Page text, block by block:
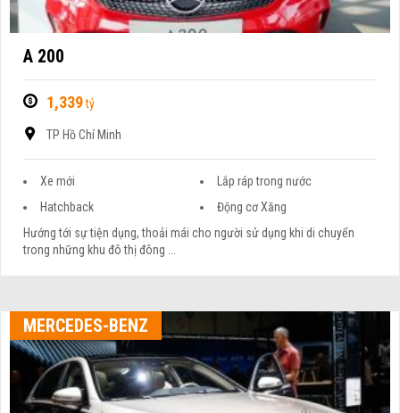
A 200
1,339tỷ
TP Hồ Chí Minh
Xe mới
Lắp ráp trong nước
Hatchback
Động cơ Xăng
Hướng tới sự tiện dụng, thoải mái cho người sử dụng khi di chuyển
trong những khu đô thị đông ...
MERCEDES-BENZ